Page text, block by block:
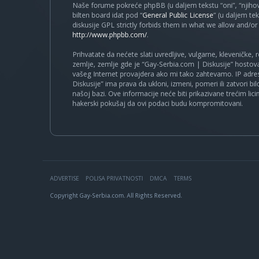
Naše forume pokreće phpBB (u daljem tekstu “oni”,
bilten board idat pod “General Public License” (u daljem
diskusije GPL strictly forbids them in what we allow and/
http://www.phpbb.com/.
Prihvatate da nećete slati uvredljive, vulgarne,
zemlje, zemlje gde je “Gay-Serbia.com | Diskusije”
vašeg Internet provajdera ako mi tako zahtevamo. IP
Diskusije” ima prava da ukloni, izmeni, pomeri ili zatvori
našoj bazi. Ove informacije neće biti prikazivane trećim
hakerski pokušaj da ovi podaci budu kompromitovani.
ADVERTISE POLISA PRIVATNOSTI DMCA TERMS
Copyright Gay-Serbia.com. All Rights Reserved.